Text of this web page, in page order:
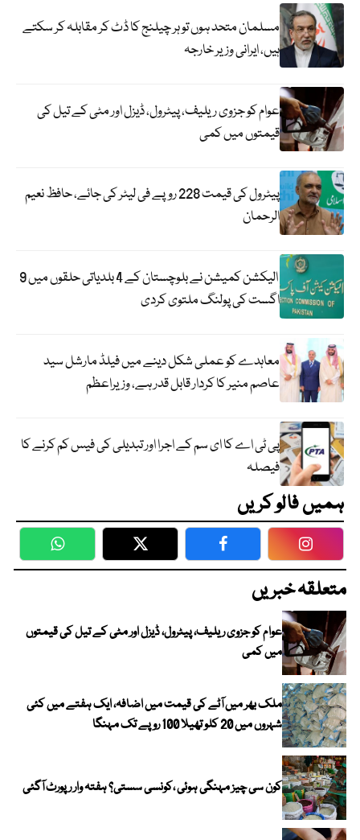
مسلمان متحد ہوں تو ہر چیلنج کا ڈٹ کر مقابلہ کر سکتے
ہیں، ایرانی وزیر خارجہ
عوام کو جزوی ریلیف، پیٹرول، ڈیزل اور مٹی کے تیل کی
قیمتوں میں کمی
پیٹرول کی قیمت 228 روپے فی لیٹر کی جائے، حافظ نعیم
الرحمان
الیکشن کمیشن نے بلوچستان کے 4 بلدیاتی حلقوں میں 9
اگست کی پولنگ ملتوی کردی
معاہدے کو عملی شکل دینے میں فیلڈ مارشل سید
عاصم منیر کا کردار قابل قدر ہے، وزیراعظم
پی ٹی اے کا ای سم کے اجرا اور تبدیلی کی فیس کم کرنے کا
فیصلہ
ہمیں فالو کریں
WhatsApp Twitter Facebook
متعلقہ خبریں
عوام کو جزوی ریلیف، پیٹرول، ڈیزل اور مٹی کے تیل کی قیمتوں
میں کمی
ملک بھر میں آٹے کی قیمت میں اضافہ، ایک ہفتے میں کئی
شہروں میں 20 کلو تھیلا 100 روپے تک مہنگا
کون سی چیز مہنگی ہوئی ،کونسی سستی؟ ہفتہ وار رپورٹ آگئی